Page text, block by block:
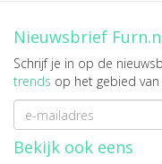
Nieuwsbrief
Schrijf je in op de
trends op het gebied
Bekijk ook eens